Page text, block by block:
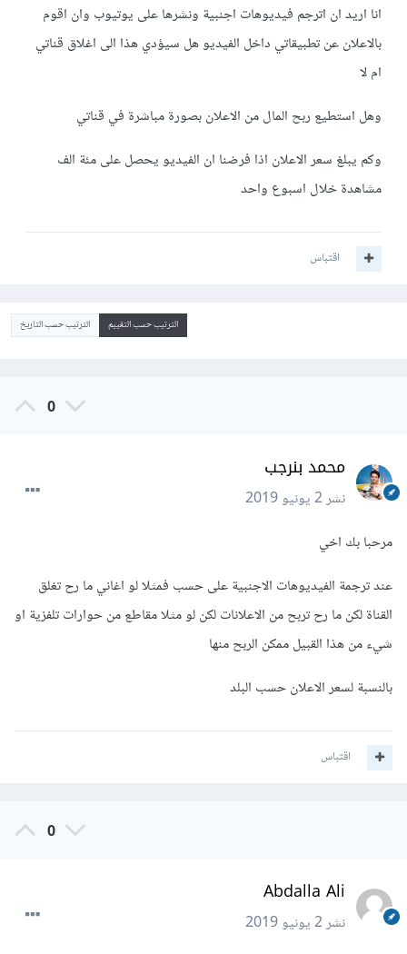
انا اريد ان اترجم فيديوهات اجنبية ونشرها على يوتيوب وان اقوم
بالاعلان عن تطبيقاتي داخل الفيديو هل سيؤدي هذا الى اغلاق قناتي
ام لا
وهل استطيع ربح المال من الاعلان بصورة مباشرة في قناتي
وكم يبلغ سعر الاعلان اذا فرضنا ان الفيديو يحصل على مئة الف
مشاهدة خلال اسبوع واحد
اقتباس
الترتيب حسب التقييم الترتيب حسب التاريخ
0
محمد بنرجب
نشر2 يونيو 2019
مرحبا بك اخي
عند ترجمة الفيديوهات الاجنبية على حسب فمثلا لو اغاني ما رح تغلق
القناة لكن ما رح تربح من الاعلانات لكن لو مثلا مقاطع من حوارات تلفزية او
شيء من هذا القبيل ممكن الربح منها
بالنسبة لسعر الاعلان حسب البلد
اقتباس
0
Abdalla Ali
نشر2 يونيو 2019